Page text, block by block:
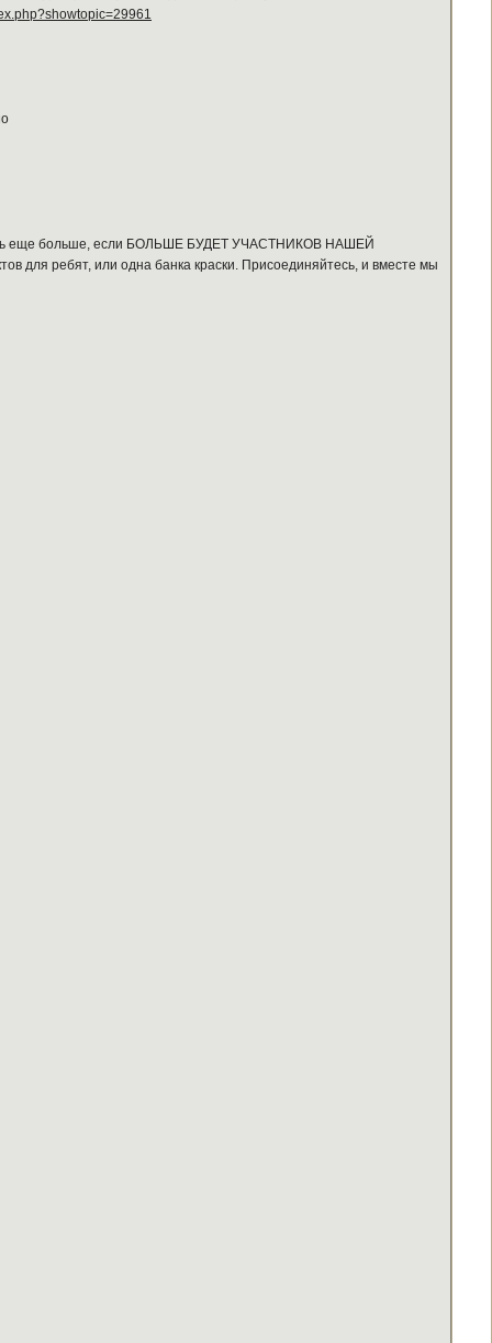
еще больше, если БОЛЬШЕ БУДЕТ УЧАСТНИКОВ НАШЕЙ
для ребят, или одна банка краски. Присоединяйтесь, и вместе мы